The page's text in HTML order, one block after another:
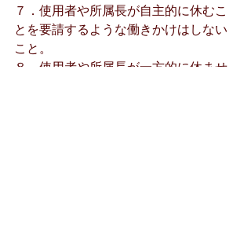
７．使用者や所属長が自主的に休むこ
とを要請するような働きかけはしない
こと。
８．使用者や所属長が一方的に休ませ